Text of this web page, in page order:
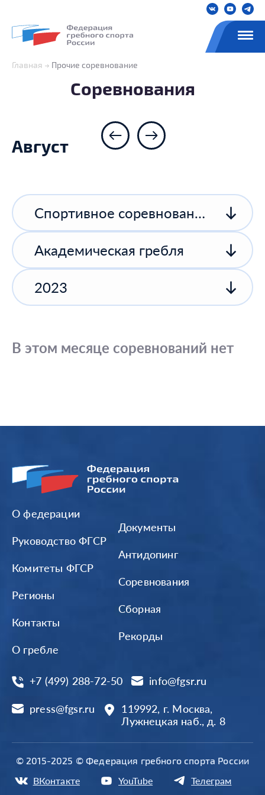
Главная Прочие соревнование
Соревнования
Август
Спортивное соревнование спортивной организации
Академическая гребля
2023
В этом месяце соревнований нет
О федерации
Руководство ФГСР
Комитеты ФГСР
Регионы
Контакты
О гребле
Документы
Антидопинг
Соревнования
Сборная
Рекорды
+7 (499) 288-72-50 info@fgsr.ru
press@fgsr.ru
119992, г. Москва,
Лужнецкая наб., д. 8
© 2015-2025 © Федерация гребного спорта России
ВКонтакте YouTube Телеграм